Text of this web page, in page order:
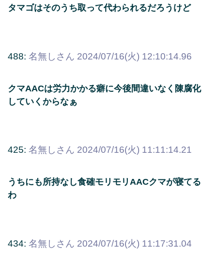
タマゴはそのうち取って代わられるだろうけど
488: 名無しさん 2024/07/16(火) 12:10:14.96
クマAACは労力かかる癖に今後間違いなく陳腐化
していくからなぁ
425: 名無しさん 2024/07/16(火) 11:11:14.21
うちにも所持なし食確モリモリAACクマが寝てる
わ
434: 名無しさん 2024/07/16(火) 11:17:31.04